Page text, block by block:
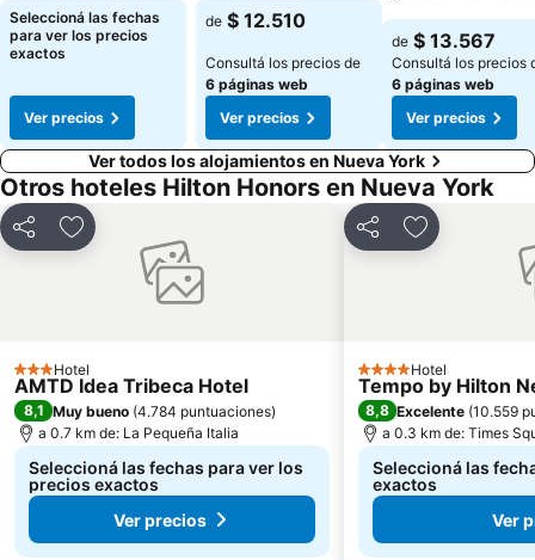
Seleccioná las fechas
para ver los precios
exactos
Ver precios
de $ 12.510
Consultá los precios de
6 páginas web
Ver precios
de $ 13.567
Consultá los precios
6 páginas web
Ver precios
Ver todos los alojamientos en Nueva York
Otros hoteles Hilton Honors en Nueva York
CompartirAñadir a favoritos
3 Estrellas
Hotel
AMTD Idea Tribeca Hotel
8,1 Muy bueno (4.784 puntuaciones)
a 0.7 km de: La Pequeña Italia
Seleccioná las fechas para ver los
precios exactos
Ver precios
CompartirAñadir a
4 Estrellas
Hotel
Tempo by Hilton
8,8 Excelente (10.559
a 0.3 km de: Times
Seleccioná las
exactos
Ver